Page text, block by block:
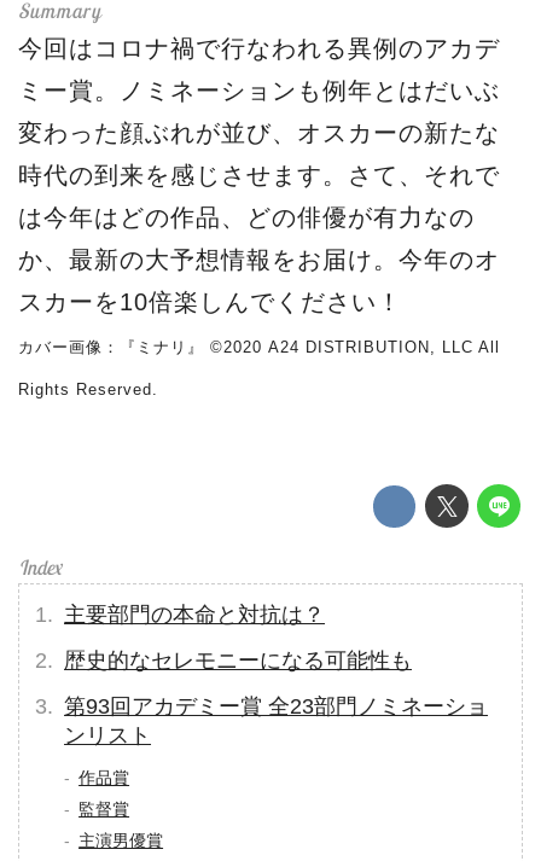
今回はコロナ禍で行なわれる異例のアカデ
ミー賞。ノミネーションも例年とはだいぶ
変わった顔ぶれが並び、オスカーの新たな
時代の到来を感じさせます。さて、それで
は今年はどの作品、どの俳優が有力なの
か、最新の大予想情報をお届け。今年のオ
スカーを10倍楽しんでください！
カバー画像：『ミナリ』 ©2020 A24 DISTRIBUTION, LLC All
Rights Reserved.
主要部門の本命と対抗は？
歴史的なセレモニーになる可能性も
第93回アカデミー賞 全23部門ノミネーショ
ンリスト
作品賞
監督賞
主演男優賞